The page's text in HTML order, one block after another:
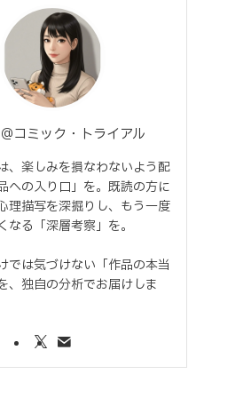
コミック・トライアル
、楽しみを損なわないよう配
への入り口」を。既読の方に
理描写を深掘りし、もう一度
なる「深層考察」を。
では気づけない「作品の本当
、独自の分析でお届けしま